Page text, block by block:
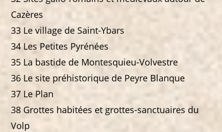
Cazères
33 Le village de Saint-Ybars
34 Les Petites Pyrénées
35 La bastide de Montesquieu-Volvestre
36 Le site préhistorique de Peyre Blanque
37 Le Plan
38 Grottes habitées et grottes-sanctuaires du
Volp